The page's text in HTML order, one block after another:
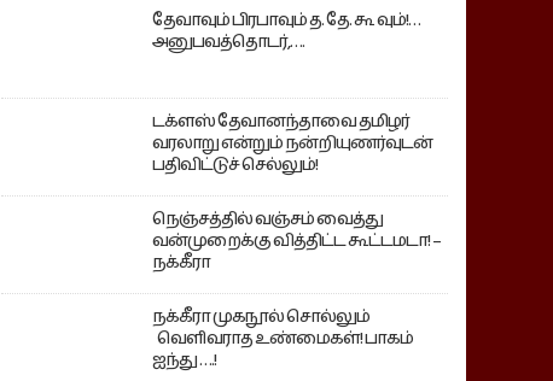
தேவாவும் பிரபாவும் த. தே. கூ வும்!…
அனுபவத்தொடர்,….
டக்ளஸ் தேவானந்தாவை தமிழர்
வரலாறு என்றும் நன்றியுணர்வுடன்
பதிவிட்டுச் செல்லும்!
நெஞ்சத்தில் வஞ்சம் வைத்து
வன்முறைக்கு வித்திட்ட கூட்டமடா! –
நக்கீரா
நக்கீரா முகநூல் சொல்லும்
வெளிவராத உண்மைகள்! பாகம்
ஐந்து ….!